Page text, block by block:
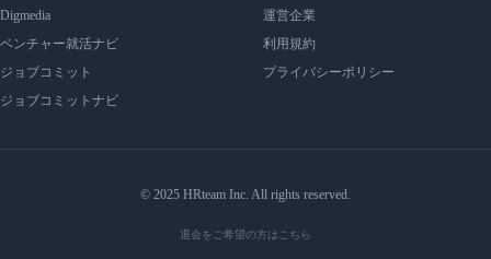
Digmedia
ベンチャー就活ナビ
ジョブコミット
ジョブコミットナビ
運営企業
利用規約
プライバシーポリシー
© 2025 HRteam Inc. All rights reserved.
退会をご希望の方はこちら